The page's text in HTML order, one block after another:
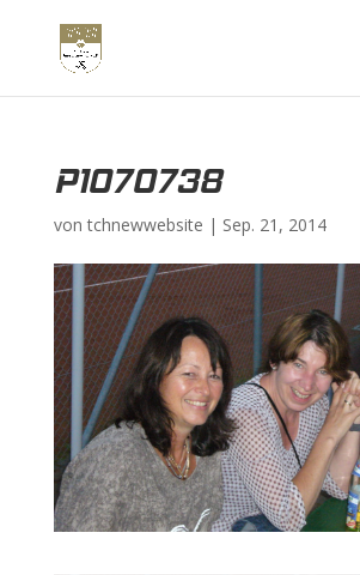
P1070738
vontchnewwebsite | Sep. 21, 2014